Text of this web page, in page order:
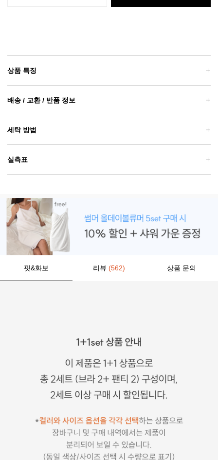
상품 특징
배송 / 교환 / 반품 정보
세탁 방법
실측표
핏&화보 리뷰 (562) 상품 문의